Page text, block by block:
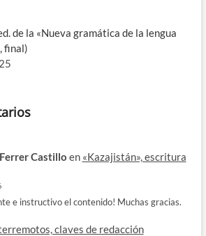
de la «Nueva gramática de la lengua
final)
Castillo en «Kazajistán», escritura
e instructivo el contenido! Muchas gracias.
claves de redacción